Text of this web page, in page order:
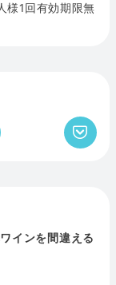
様1回有効期限無
インを間違える